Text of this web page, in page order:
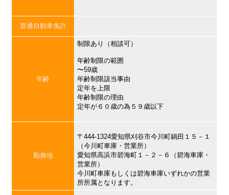
普通自動車免許
年齢
制限あり（相談可）
年齢制限の範囲
〜59歳
年齢制限該当事由
定年を上限
年齢制限の理由
定年が６０歳の為５９歳以下
勤務地
〒444-1324愛知県刈谷市今川町鍋田１５－１
（今川町車庫・営業所）
愛知県高浜市碧海町１－２－６（碧海車庫・
営業所）
今川町車庫もしくは碧海車庫いずれかの営業
所所属となります。